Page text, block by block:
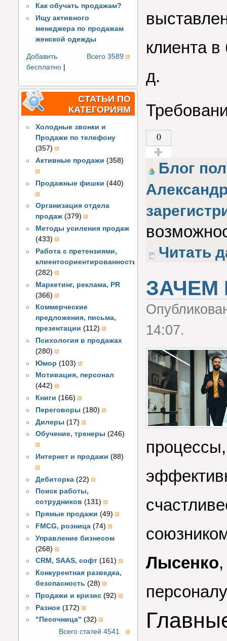
Как обучать продажам?
Ищу активного
менеджера по продажам
женской одежды
Всего 3589
Добавить
бесплатно |
СТАТЬИ ПО
КАТЕГОРИЯМ
Холодные звонки и
Продажи по телефону
(357)
Активные продажи (358)
Продажные фишки (440)
Организация отдела
продаж (379)
Методы усиления продаж
(433)
Работа с претензиями,
клиентоориентированность
(282)
Маркетинг, реклама, PR
(366)
Коммерческие
предложения, письма,
презентации (112)
Психология в продажах
(280)
Юмор (103)
Мотивация, персонал
(442)
Книги (166)
Переговоры (180)
Дилеры (17)
Обучение, тренеры (246)
Интернет и продажи (88)
Дебиторка (22)
Поиск работы,
сотрудников (131)
Прямые продажи (49)
FMCG, розница (74)
Управление бизнесом
(268)
CRM, SAAS, софт (161)
Конкурентная разведка,
безопасность (28)
Продажи и кризис (92)
Разное (172)
"Песочница" (32)
Всего статей 4541
клиента в
д.
0
Голос за!
Блог
Читать
ЗАЧЕМ
14:07.
Лысенко